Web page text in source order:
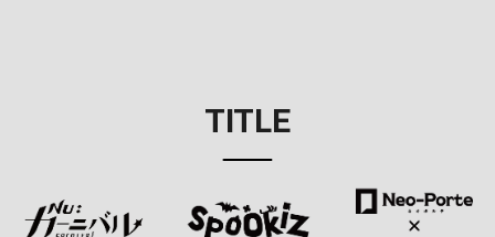
TITLE